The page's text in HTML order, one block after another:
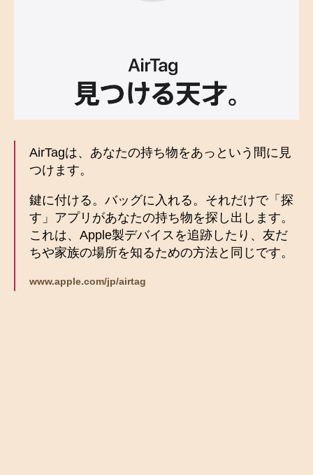
AirTagは、あなたの持ち物をあっという間に見
つけます。
鍵に付ける。バッグに入れる。それだけで「探
す」アプリがあなたの持ち物を探し出します。
これは、Apple製デバイスを追跡したり、友だ
ちや家族の場所を知るための方法と同じです。
www.apple.com/jp/airtag